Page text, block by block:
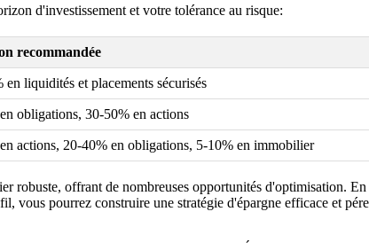
d'investissement et votre tolérance au risque:
recommandée
en liquidités et placements sécurisés
obligations, 30-50% en actions
actions, 20-40% en obligations, 5-10% en immobilier
robuste, offrant de nombreuses opportunités d'optimisation.
vous pourrez construire une stratégie d'épargne efficace et